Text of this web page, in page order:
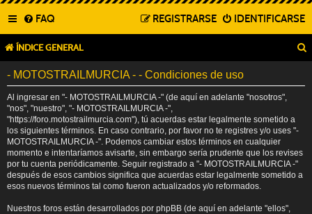
FAQ IDENTIFICARSE
REGISTRARSE
ÍNDICE GENERAL
- MOTOSTRAILMURCIA - - Condiciones de uso
Al ingresar en "- MOTOSTRAILMURCIA -" (de aquí en adelante "nosotros",
"nos", "nuestro", "- MOTOSTRAILMURCIA -",
"https://foro.motostrailmurcia.com"), tú acuerdas estar legalmente sometido a
los siguientes términos. En caso contrario, por favor no te registres y/o uses "-
MOTOSTRAILMURCIA -". Podemos cambiar estos términos en cualquier
momento e intentaríamos avisarte, sin embargo sería prudente que los revises
por tu cuenta periódicamente. Seguir registrado a "- MOTOSTRAILMURCIA -"
después de esos cambios significa que acuerdas estar legalmente sometido a
esos nuevos términos tal como fueron actualizados y/o reformados.
Nuestros foros están desarrollados por phpBB (de aquí en adelante "ellos",